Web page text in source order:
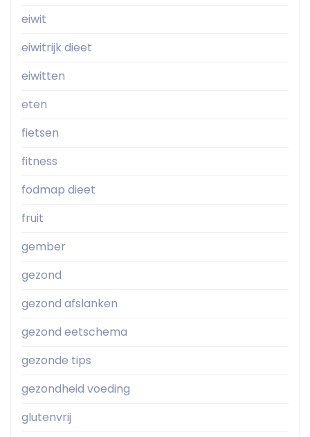
eiwit
eiwitrijk dieet
eiwitten
eten
fietsen
fitness
fodmap dieet
fruit
gember
gezond
gezond afslanken
gezond eetschema
gezonde tips
gezondheid voeding
glutenvrij